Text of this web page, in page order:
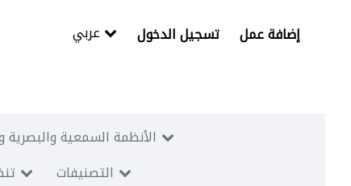
تسجيل الدخول إضافة عمل
الأنظمة السمعية والبصرية
التصنيفات